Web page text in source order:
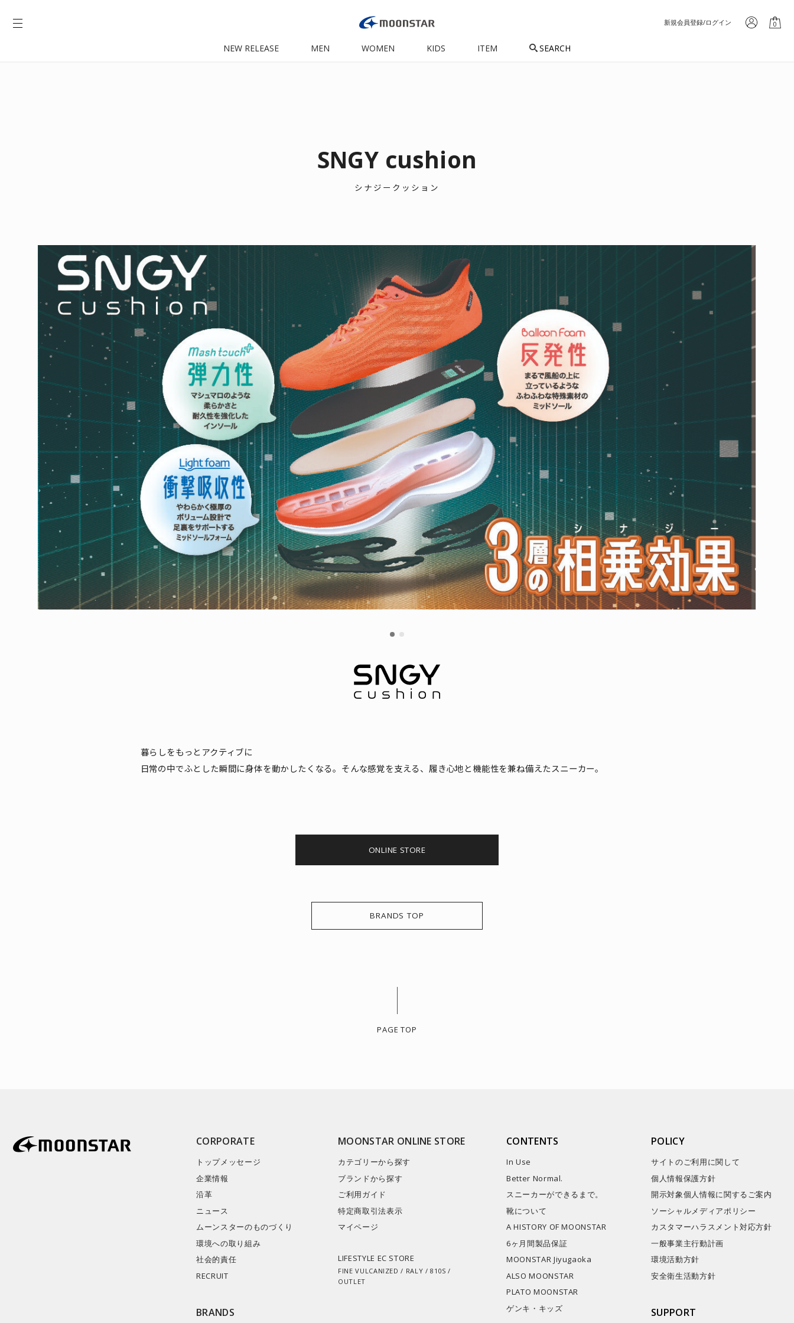
新規会員登録/ログイン 0
NEW RELEASE MEN WOMEN KIDS ITEM SEARCH
SNGY cushion
シナジークッション
暮らしをもっとアクティブに
日常の中でふとした瞬間に身体を動かしたくなる。そんな感覚を支える、履き心地と機能性を兼ね備えたスニーカー。
ONLINE STORE
BRANDS TOP
PAGE TOP
CORPORATE
トップメッセージ
企業情報
沿革
ニュース
ムーンスターのものづくり
環境への取り組み
社会的責任
RECRUIT
BRANDS
MOONSTAR ONLINE STORE
カテゴリーから探す
ブランドから探す
ご利用ガイド
特定商取引法表示
マイページ​
LIFESTYLE EC STORE
FINE VULCANIZED / RALY / 810S /
OUTLET
CONTENTS
In Use
Better Normal.
スニーカーができるまで。
靴について
A HISTORY OF MOONSTAR
6ヶ月間製品保証
MOONSTAR Jiyugaoka
ALSO MOONSTAR
PLATO MOONSTAR
ゲンキ・キッズ
POLICY
サイトのご利用に関して
個人情報保護方針
開示対象個人情報に関するご案内
ソーシャルメディアポリシー
カスタマーハラスメント対応方針
一般事業主行動計画
環境活動方針
安全衛生活動方針
SUPPORT